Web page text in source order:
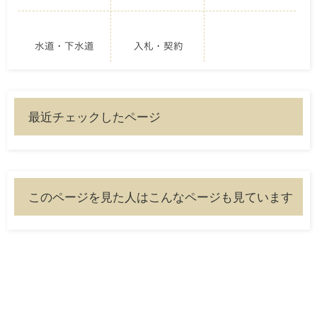
水道・下水道 入札・契約
最近チェックしたページ
このページを見た人はこんなページも見ています